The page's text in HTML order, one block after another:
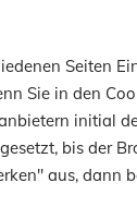
Seiten
Sie in den
initial
bis der
aus, dann
in ihren
zum
sich